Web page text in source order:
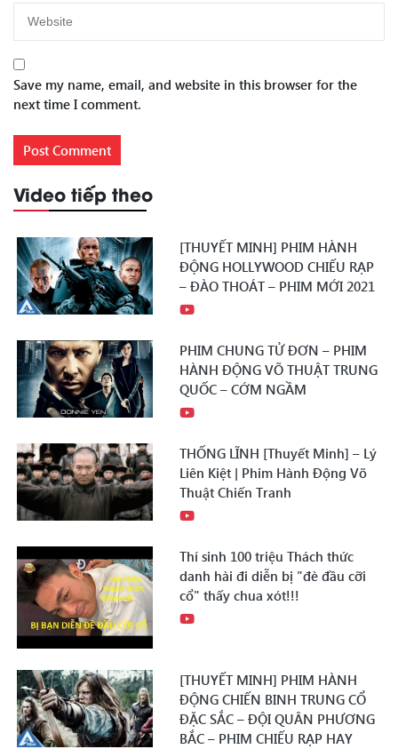
Save my name, email, and website in this browser for the
next time I comment.
Video tiếp theo
[THUYẾT MINH] PHIM HÀNH
ĐỘNG HOLLYWOOD CHIẾU RẠP
– ĐÀO THOÁT – PHIM MỚI 2021
PHIM CHUNG TỬ ĐƠN – PHIM
HÀNH ĐỘNG VÕ THUẬT TRUNG
QUỐC – CỚM NGẦM
THỐNG LĨNH [Thuyết Minh] – Lý
Liên Kiệt | Phim Hành Động Võ
Thuật Chiến Tranh
Thí sinh 100 triệu Thách thức
danh hài đi diễn bị "đè đầu cỡi
cổ" thấy chua xót!!!
[THUYẾT MINH] PHIM HÀNH
ĐỘNG CHIẾN BINH TRUNG CỔ
ĐẶC SẮC – ĐỘI QUÂN PHƯƠNG
BẮC – PHIM CHIẾU RẠP HAY